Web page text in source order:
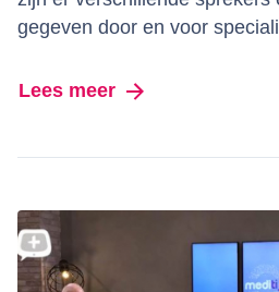
gegeven door en voor
Lees meer over Benelux